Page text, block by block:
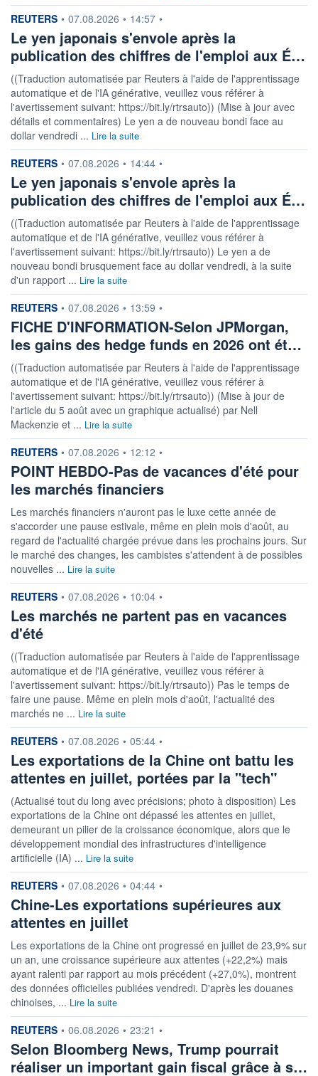
COTATION SPÉCIFIQUE
0,0234 +0,56%
+ PORTEFEUILLE + LISTE
information fournie par
REUTERS • 07.08.2026 • 14:57 •
Le yen japonais s'envole après la
publication des chiffres de l'emploi aux É…
((Traduction automatisée par Reuters à l'aide de l'apprentissage
automatique et de l'IA générative, veuillez vous référer à
l'avertissement suivant: https://bit.ly/rtrsauto)) (Mise à jour avec
détails et commentaires) Le yen a de nouveau bondi face au
dollar vendredi ... Lire la suite
information fournie par
REUTERS • 07.08.2026 • 14:44 •
Le yen japonais s'envole après la
publication des chiffres de l'emploi aux É…
((Traduction automatisée par Reuters à l'aide de l'apprentissage
automatique et de l'IA générative, veuillez vous référer à
l'avertissement suivant: https://bit.ly/rtrsauto)) Le yen a de
nouveau bondi brusquement face au dollar vendredi, à la suite
d'un rapport ... Lire la suite
information fournie par
REUTERS • 07.08.2026 • 13:59 •
FICHE D'INFORMATION-Selon JPMorgan,
les gains des hedge funds en 2026 ont ét…
((Traduction automatisée par Reuters à l'aide de l'apprentissage
automatique et de l'IA générative, veuillez vous référer à
l'avertissement suivant: https://bit.ly/rtrsauto)) (Mise à jour de
l'article du 5 août avec un graphique actualisé) par Nell
Mackenzie et ... Lire la suite
information fournie par
REUTERS • 07.08.2026 • 12:12 •
POINT HEBDO-Pas de vacances d'été pour
les marchés financiers
Les marchés financiers n'auront pas le luxe cette année de
s'accorder une pause estivale, même en plein mois d'août, au
regard de l'actualité chargée prévue dans les prochains jours. Sur
le marché des changes, les cambistes s'attendent à de possibles
nouvelles ... Lire la suite
information fournie par
REUTERS • 07.08.2026 • 10:04 •
Les marchés ne partent pas en vacances
d'été
((Traduction automatisée par Reuters à l'aide de l'apprentissage
automatique et de l'IA générative, veuillez vous référer à
l'avertissement suivant: https://bit.ly/rtrsauto)) Pas le temps de
faire une pause. Même en plein mois d'août, l'actualité des
marchés ne ... Lire la suite
information fournie par
REUTERS • 07.08.2026 • 05:44 •
Les exportations de la Chine ont battu les
attentes en juillet, portées par la "tech"
(Actualisé tout du long avec précisions; photo à disposition) Les
exportations de la Chine ont dépassé les attentes en juillet,
demeurant un pilier de la croissance économique, alors que le
développement mondial des infrastructures d'intelligence
artificielle (IA) ... Lire la suite
information fournie par
REUTERS • 07.08.2026 • 04:44 •
Chine-Les exportations supérieures aux
attentes en juillet
Les exportations de la Chine ont progressé en juillet de 23,9% sur
un an, une croissance supérieure aux attentes (+22,2%) mais
ayant ralenti par rapport au mois précédent (+27,0%), montrent
des données officielles publiées vendredi. D'après les douanes
chinoises, ... Lire la suite
information fournie par
REUTERS • 06.08.2026 • 23:21 •
Selon Bloomberg News, Trump pourrait
réaliser un important gain fiscal grâce à s…